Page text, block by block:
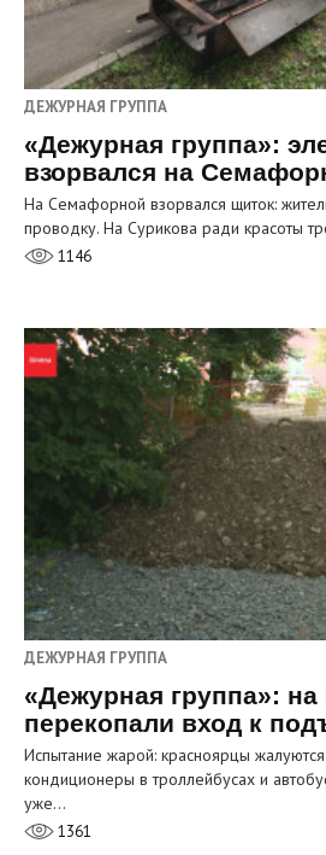
ДЕЖУРНАЯ ГРУППА
«Дежурная группа»:
взорвался на
На Семафорной взорвался щиток:
проводку. На Сурикова ради красоты
1146
ДЕЖУРНАЯ ГРУППА
«Дежурная группа»:
перекопали вход к
Испытание жарой: красноярцы
кондиционеры в троллейбусах и
уже…
1361